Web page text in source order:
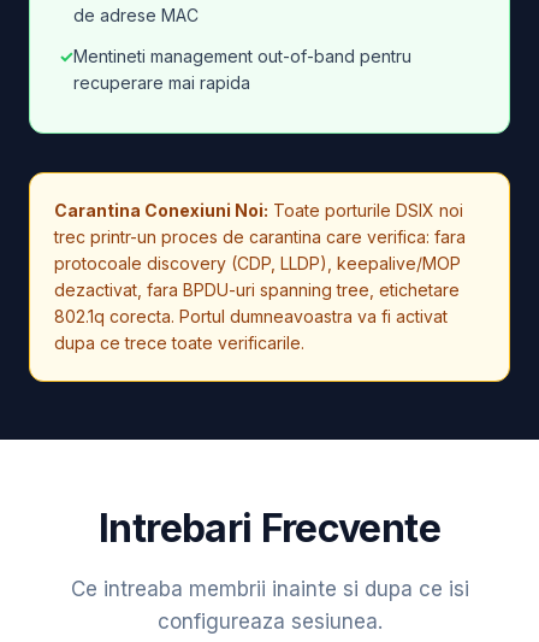
de adrese MAC
✓Mentineti management out-of-band pentru
recuperare mai rapida
Carantina Conexiuni Noi: Toate porturile DSIX noi
trec printr-un proces de carantina care verifica: fara
protocoale discovery (CDP, LLDP), keepalive/MOP
dezactivat, fara BPDU-uri spanning tree, etichetare
802.1q corecta. Portul dumneavoastra va fi activat
dupa ce trece toate verificarile.
Intrebari Frecvente
Ce intreaba membrii inainte si dupa ce isi
configureaza sesiunea.